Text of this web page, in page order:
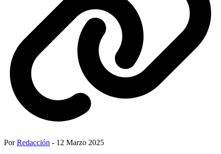
PorRedacción - 12 Marzo 2025